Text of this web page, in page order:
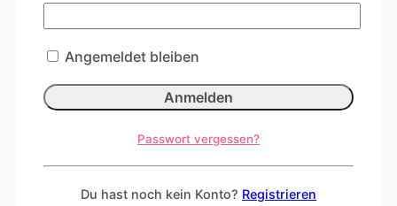
3,20€
Diese wundervolle Karte zur Geburt der
Serie „Wanda winkt“ ist auf 300gr.
170 mm.
Angemeldet bleiben
Passwort vergessen?
Du hast noch kein Konto? Registrieren